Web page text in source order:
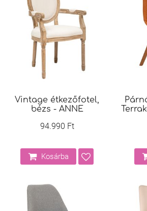
Vintage étkezőfotel,
bézs - ANNE
94.990 Ft
Kosárba